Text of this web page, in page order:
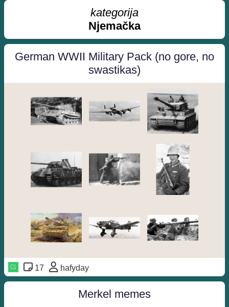
kategorija
Njemačka
German WWII Military Pack (no gore, no
swastikas)
17 hafyday
Merkel memes